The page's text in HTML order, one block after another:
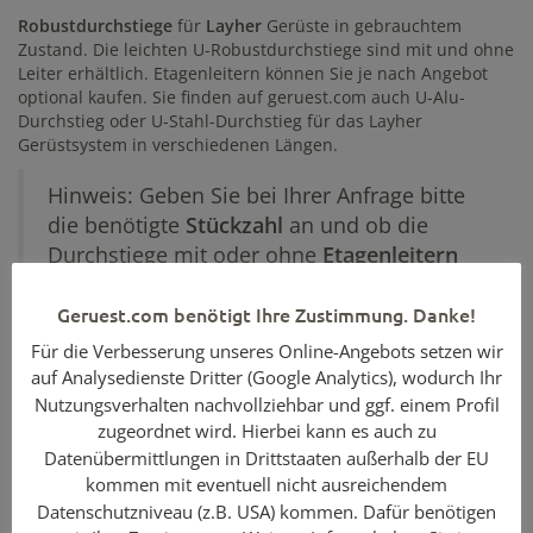
Robustdurchstiege für Layher Gerüste in gebrauchtem
Zustand. Die leichten U-Robustdurchstiege sind mit und ohne
Leiter erhältlich. Etagenleitern können Sie je nach Angebot
optional kaufen. Sie finden auf geruest.com auch U-Alu-
Durchstieg oder U-Stahl-Durchstieg für das Layher
Gerüstsystem in verschiedenen Längen.
Hinweis: Geben Sie bei Ihrer Anfrage bitte
die benötigte Stückzahl an und ob die
Durchstiege mit oder ohne Etagenleitern
Enthaltene Komponenten
Menge
Artikelbezeichnung
U-Robustdurchstieg / 2,07 x 0,61 m / Layher / mit
Leiter
Die U-Durchstiege mit den Maßen 2,57 x 0,61 und 3,07 x 0,61
Geruest.com benötigt Ihre Zustimmung. Danke!
Für die Verbesserung unseres Online-Angebots setzen wir
auf Analysedienste Dritter (Google Analytics), wodurch Ihr
Nutzungsverhalten nachvollziehbar und ggf. einem Profil
zugeordnet wird. Hierbei kann es auch zu
Datenübermittlungen in Drittstaaten außerhalb der EU
kommen mit eventuell nicht ausreichendem
Datenschutzniveau (z.B. USA) kommen. Dafür benötigen